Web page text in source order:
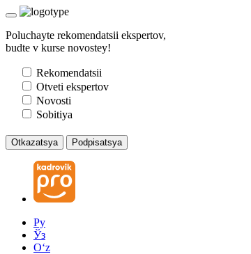
Poluchayte rekomendatsii ekspertov,
budte v kurse novostey!
Rekomendatsii
Otveti ekspertov
Novosti
Sobitiya
Otkazatsya Podpisatsya
Ру
Ўз
Oʻz